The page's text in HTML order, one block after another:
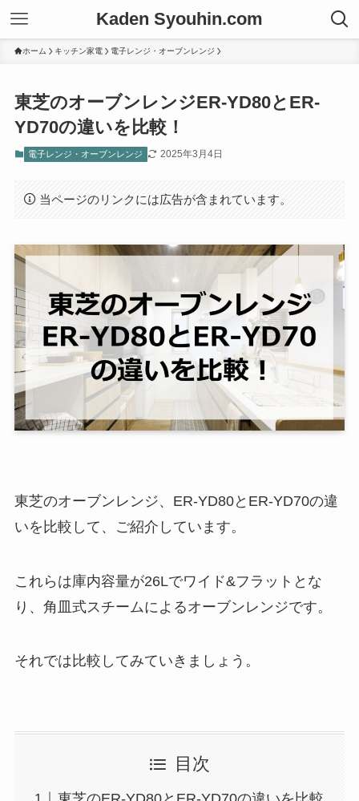
Kaden Syouhin.com
ホーム キッチン家電 電子レンジ・オーブンレンジ
東芝のオーブンレンジER-YD80とER-
YD70の違いを比較！
電子レンジ・オーブンレンジ 2025年3月4日
当ページのリンクには広告が含まれています。
東芝のオーブンレンジ、ER-YD80とER-YD70の違
いを比較して、ご紹介しています。
これらは庫内容量が26Lでワイド&フラットとな
り、角皿式スチームによるオーブンレンジです。
それでは比較してみていきましょう。
目次